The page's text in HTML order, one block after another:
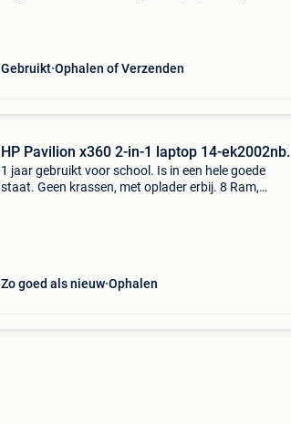
Gebruikt Ophalen of Verzenden
HP Pavilion x360 2-in-1 laptop 14-ek2002nb.
1 jaar gebruikt voor school. Is in een hele goede
staat. Geen krassen, met oplader erbij. 8 Ram,
Zo goed als nieuw Ophalen